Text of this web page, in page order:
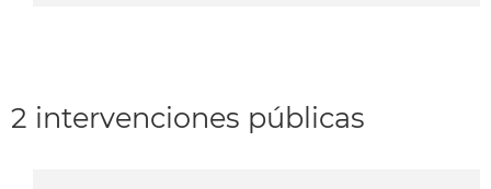
2 intervenciones públicas